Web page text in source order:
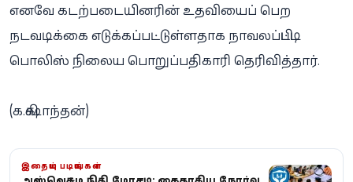
எனவே கடற்படையினரின் உதவியைப் பெற
நடவடிக்கை எடுக்கப்பட்டுள்ளதாக நாவலப்பிட்டி
பொலிஸ் நிலைய பொறுப்பதிகாரி தெரிவித்தார்.
(க.கிஷாந்தன்)
இதையும் படியுங்கள்